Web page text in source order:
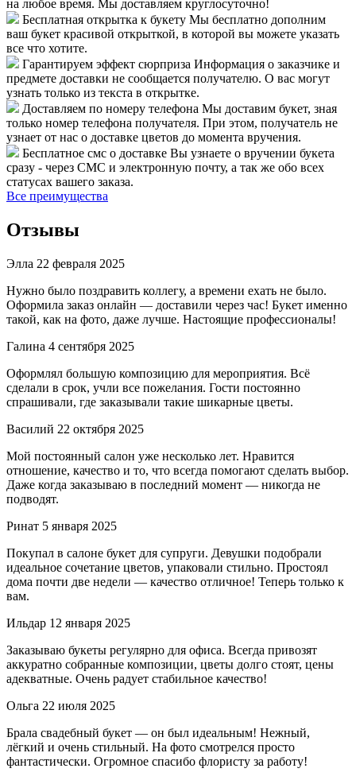
на любое время. Мы доставляем круглосуточно!
Бесплатная открытка к букету Мы бесплатно дополним
ваш букет красивой открыткой, в которой вы можете указать
все что хотите.
Гарантируем эффект сюрприза Информация о заказчике и
предмете доставки не сообщается получателю. О вас могут
узнать только из текста в открытке.
Доставляем по номеру телефона Мы доставим букет, зная
только номер телефона получателя. При этом, получатель не
узнает от нас о доставке цветов до момента вручения.
Бесплатное смс о доставке Вы узнаете о вручении букета
сразу - через СМС и электронную почту, а так же обо всех
статусах вашего заказа.
Все преимущества
Отзывы
Элла 22 февраля 2025
Нужно было поздравить коллегу, а времени ехать не было.
Оформила заказ онлайн — доставили через час! Букет именно
такой, как на фото, даже лучше. Настоящие профессионалы!
Галина 4 сентября 2025
Оформлял большую композицию для мероприятия. Всё
сделали в срок, учли все пожелания. Гости постоянно
спрашивали, где заказывали такие шикарные цветы.
Василий 22 октября 2025
Мой постоянный салон уже несколько лет. Нравится
отношение, качество и то, что всегда помогают сделать выбор.
Даже когда заказываю в последний момент — никогда не
подводят.
Ринат 5 января 2025
Покупал в салоне букет для супруги. Девушки подобрали
идеальное сочетание цветов, упаковали стильно. Простоял
дома почти две недели — качество отличное! Теперь только к
вам.
Ильдар 12 января 2025
Заказываю букеты регулярно для офиса. Всегда привозят
аккуратно собранные композиции, цветы долго стоят, цены
адекватные. Очень радует стабильное качество!
Ольга 22 июля 2025
Брала свадебный букет — он был идеальным! Нежный,
лёгкий и очень стильный. На фото смотрелся просто
фантастически. Огромное спасибо флористу за работу!